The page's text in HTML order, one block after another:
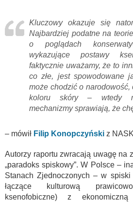
Kluczowy okazuje się
Najbardziej podatne na
o poglądach
wykazujące postawy
faktycznie uważamy, że to
co złe, jest spowodowane
może chodzić o narodowość,
koloru skóry – wtedy
mechanizmy sprawiają, że
– mówił Filip Konopczyński z
Autorzy raportu zwracają uwagę na
„paradoks spiskowy”. W Polsce –
Stanach Zjednoczonych – w
łączące kulturową
ksenofobiczne) z